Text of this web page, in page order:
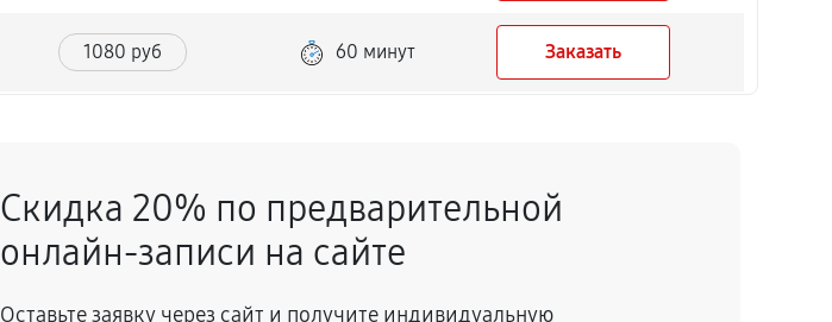
1080 руб 60 минут Заказать
3510 руб 60 минут Заказать
Скидка 20% по предварительной
онлайн-записи на сайте
Оставьте заявку через сайт и получите индивидуальную